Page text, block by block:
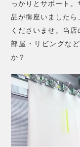
っかりとサポート
品が御座いましたら
くださいませ。当
部屋・リビングな
か？